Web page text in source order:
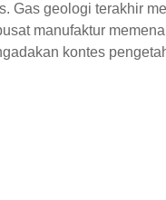
Gas geologi terakhir
manufaktur
kontes